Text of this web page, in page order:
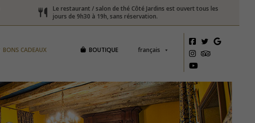
Le restaurant / salon de thé Côté Jardins est ouvert tous les
jours de 9h30 à 19h, sans réservation.
français
BOUTIQUE
BONS CADEAUX